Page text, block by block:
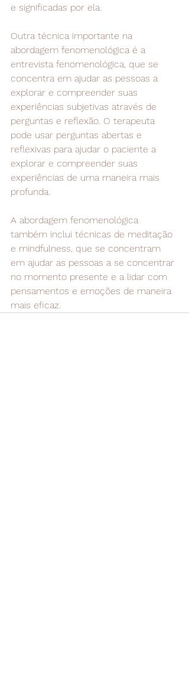
e significadas por ela.
Outra técnica importante na
abordagem fenomenológica é a
entrevista fenomenológica, que se
concentra em ajudar as pessoas a
explorar e compreender suas
experiências subjetivas através de
perguntas e reflexão. O terapeuta
pode usar perguntas abertas e
reflexivas para ajudar o paciente a
explorar e compreender suas
experiências de uma maneira mais
profunda.
A abordagem fenomenológica
também inclui técnicas de meditação
e mindfulness, que se concentram
em ajudar as pessoas a se concentrar
no momento presente e a lidar com
pensamentos e emoções de maneira
mais eficaz.